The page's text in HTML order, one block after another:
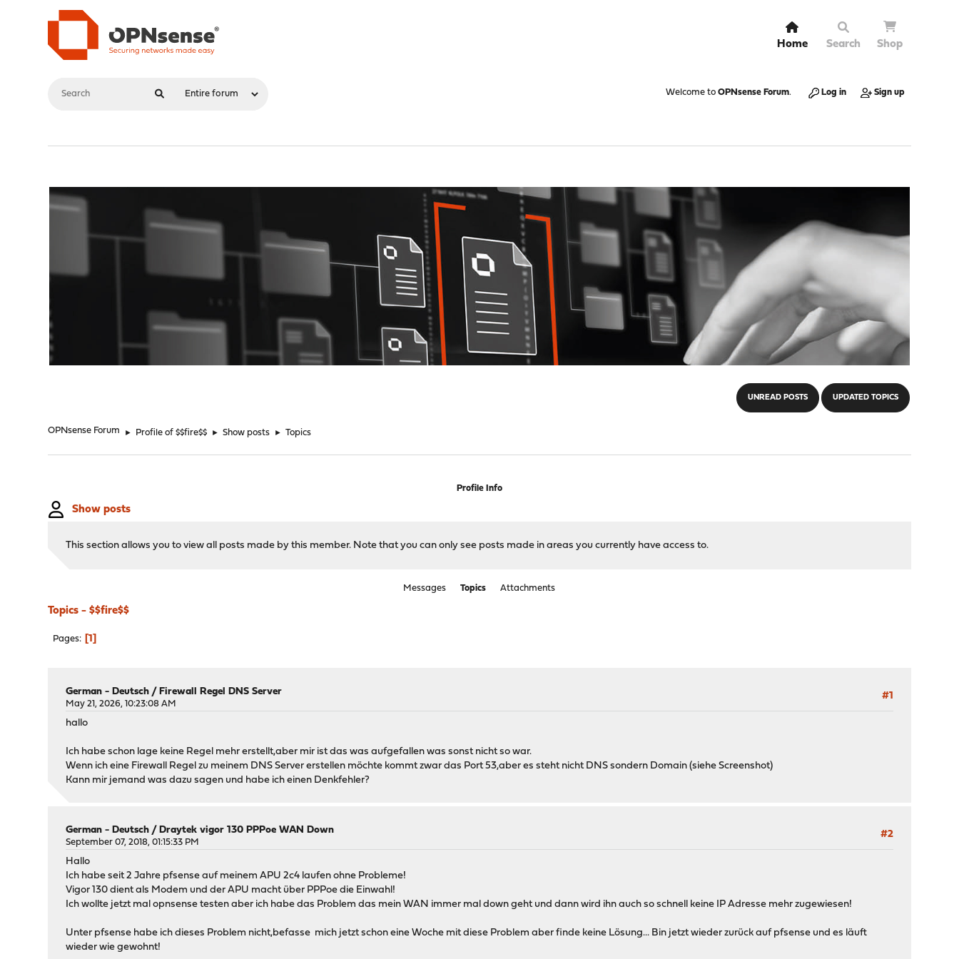
Home Search Shop
Welcome to OPNsense Forum. Log in Sign up
UNREAD POSTS UPDATED TOPICS
OPNsense Forum ► Profile of $$fire$$ ► Show posts ► Topics
Profile Info
Show posts
This section allows you to view all posts made by this member. Note that you can only see posts made in areas you currently have access to.
Messages Topics Attachments
Topics - $$fire$$
Pages 1
#1
German - Deutsch /Firewall Regel DNS Server
May 21, 2026, 10:23:08 AM
hallo
Ich habe schon lage keine Regel mehr erstellt,aber mir ist das was aufgefallen was sonst nicht so war.
Wenn ich eine Firewall Regel zu meinem DNS Server erstellen möchte kommt zwar das Port 53,aber es steht nicht DNS sondern Domain (siehe Screenshot)
Kann mir jemand was dazu sagen und habe ich einen Denkfehler?
#2
German - Deutsch /Draytek vigor 130 PPPoe WAN Down
September 07, 2018, 01:15:33 PM
Hallo
Ich habe seit 2 Jahre pfsense auf meinem APU 2c4 laufen ohne Probleme!
Vigor 130 dient als Modem und der APU macht über PPPoe die Einwahl!
Ich wollte jetzt mal opnsense testen aber ich habe das Problem das mein WAN immer mal down geht und dann wird ihn auch so schnell keine IP Adresse mehr zugewiesen!
Unter pfsense habe ich dieses Problem nicht,befasse mich jetzt schon eine Woche mit diese Problem aber finde keine Lösung... Bin jetzt wieder zurück auf pfsense und es läuft
wieder wie gewohnt!